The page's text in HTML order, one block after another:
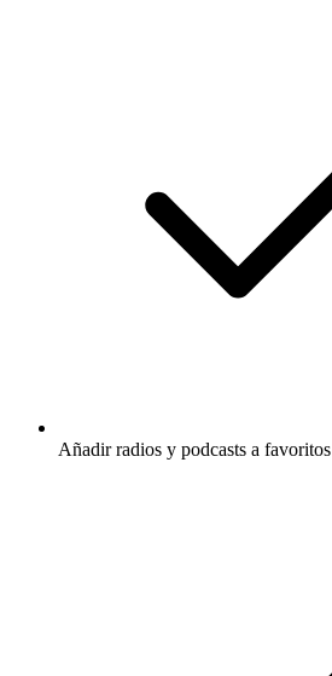
Añadir radios y podcasts a favoritos